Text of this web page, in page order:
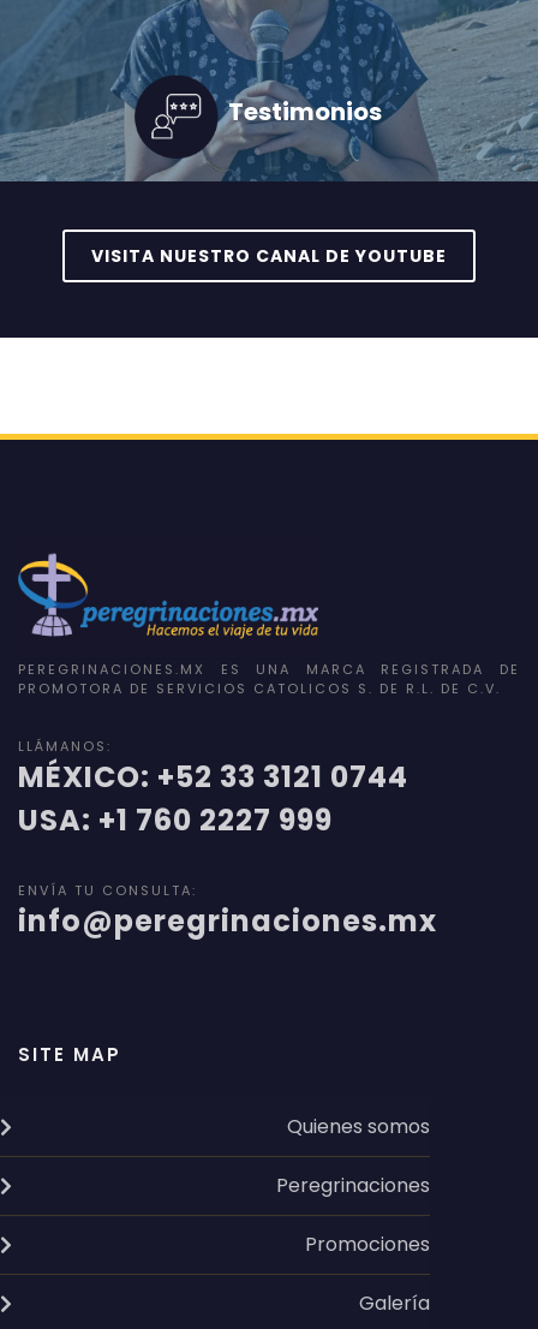
Testimonios
VISITA NUESTRO CANAL DE YOUTUBE
PEREGRINACIONES.MX ES UNA MARCA REGISTRADA DE
PROMOTORA DE SERVICIOS CATOLICOS S. DE R.L. DE C.V.
LLÁMANOS:
MÉXICO: +52 33 3121 0744
USA: +1 760 2227 999
ENVÍA TU CONSULTA:
info@peregrinaciones.mx
SITE MAP
Quienes somos
Peregrinaciones
Promociones
Galería